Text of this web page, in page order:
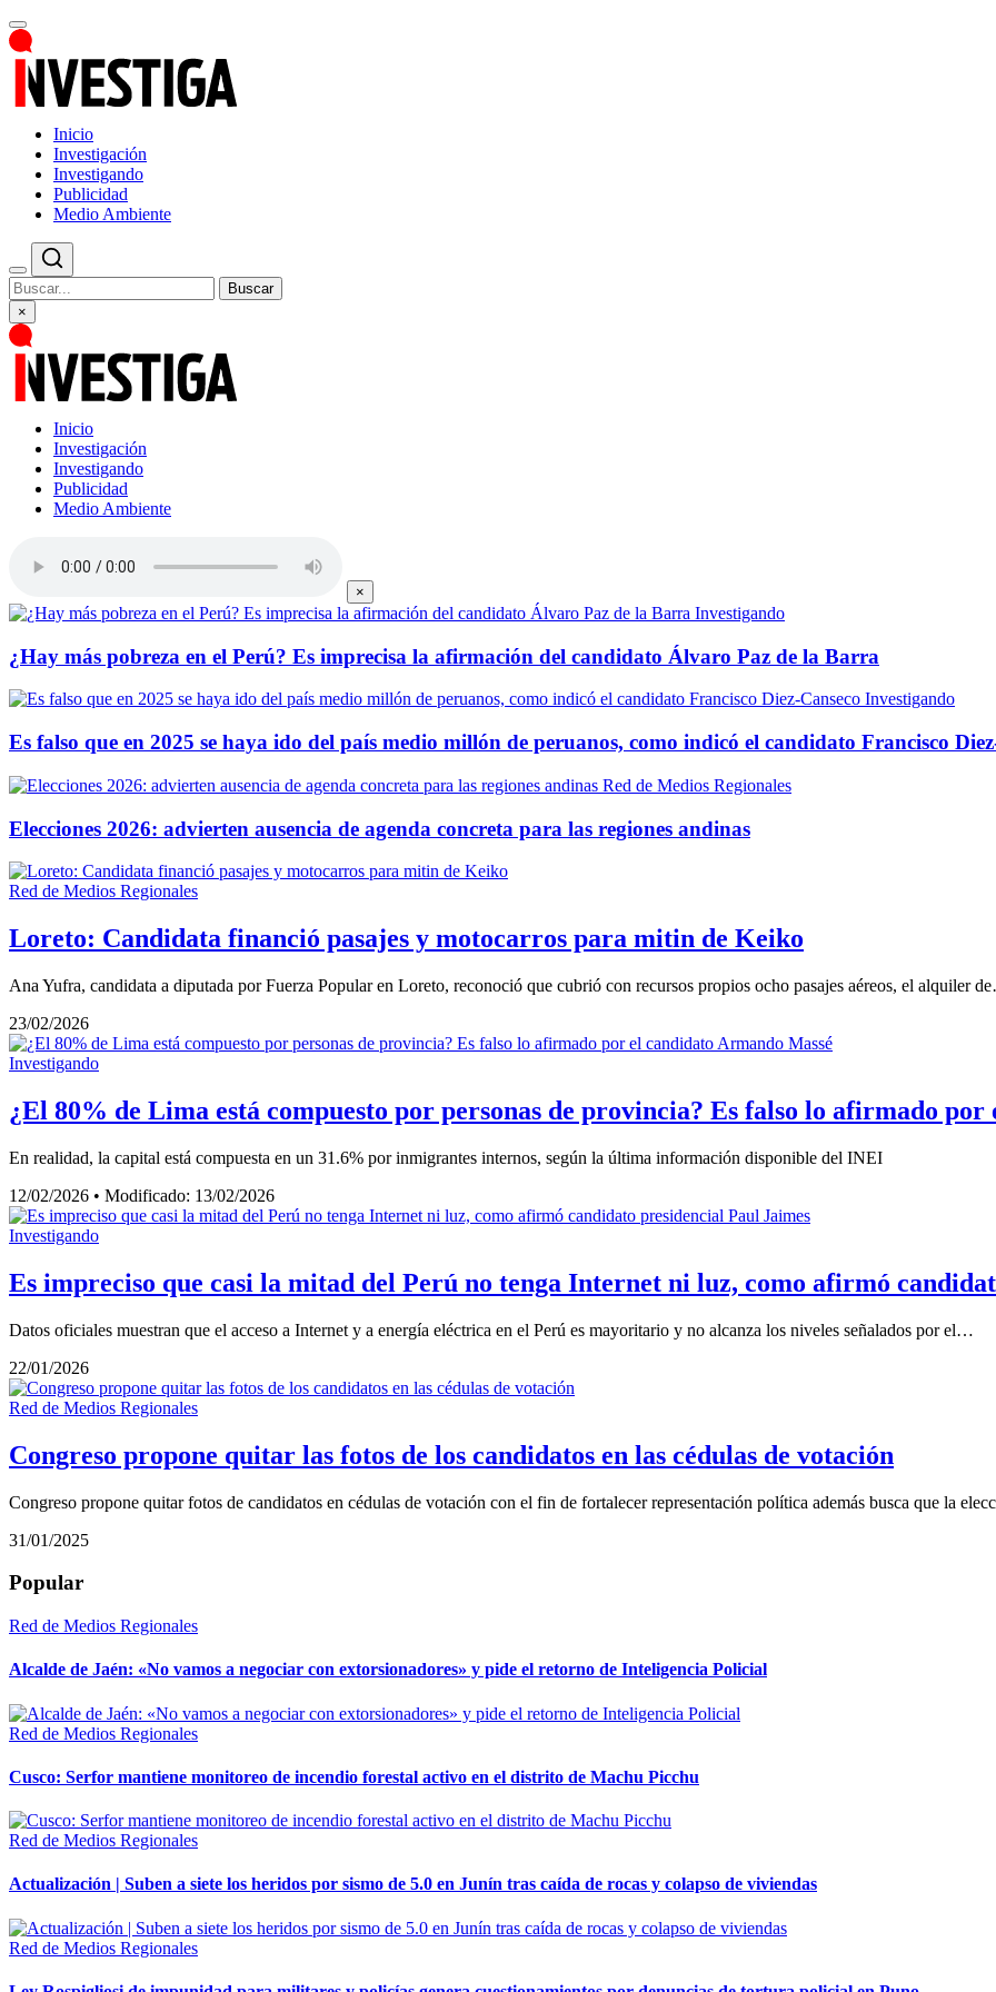
Inicio
Investigación
Investigando
Publicidad
Medio Ambiente
Buscar
×
Inicio
Investigación
Investigando
Publicidad
Medio Ambiente
×
Investigando
¿Hay más pobreza en el Perú? Es imprecisa la afirmación del candidato Álvaro Paz de la Barra
Investigando
Es falso que en 2025 se haya ido del país medio millón de peruanos, como indicó el candidato Francisco
Red de Medios Regionales
Elecciones 2026: advierten ausencia de agenda concreta para las regiones andinas
Red de Medios Regionales
Loreto: Candidata financió pasajes y motocarros para mitin de Keiko
Ana Yufra, candidata a diputada por Fuerza Popular en Loreto, reconoció que cubrió con recursos propios ocho pasajes aéreos, el alquiler
23/02/2026
Investigando
¿El 80% de Lima está compuesto por personas de provincia? Es falso lo afirmado
En realidad, la capital está compuesta en un 31.6% por inmigrantes internos, según la última información disponible del INEI
12/02/2026 • Modificado: 13/02/2026
Investigando
Es impreciso que casi la mitad del Perú no tenga Internet ni luz, como afirmó
Datos oficiales muestran que el acceso a Internet y a energía eléctrica en el Perú es mayoritario y no alcanza los niveles señalados por el…
22/01/2026
Red de Medios Regionales
Congreso propone quitar las fotos de los candidatos en las cédulas de votación
Congreso propone quitar fotos de candidatos en cédulas de votación con el fin de fortalecer representación política además busca que la
31/01/2025
Popular
Red de Medios Regionales
Alcalde de Jaén: «No vamos a negociar con extorsionadores» y pide el retorno de Inteligencia Policial
Red de Medios Regionales
Cusco: Serfor mantiene monitoreo de incendio forestal activo en el distrito de Machu Picchu
Red de Medios Regionales
Actualización | Suben a siete los heridos por sismo de 5.0 en Junín tras caída de rocas y colapso de viviendas
Red de Medios Regionales